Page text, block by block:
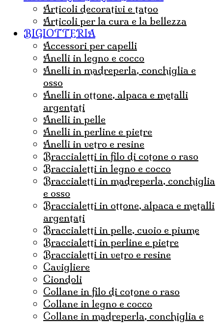
articoli decorativi e tatoo
articoli per la cura e la bellezza
BIGIOTTERIA
accessori per capelli
anelli in legno e cocco
anelli in madreperla, conchiglia e
osso
anelli in ottone, alpaca e metalli
argentati
anelli in pelle
anelli in perline e pietre
anelli in vetro e resine
braccialetti in filo di cotone o raso
braccialetti in legno e cocco
braccialetti in madreperla, conchiglia
e osso
braccialetti in ottone, alpaca e metalli
argentati
braccialetti in pelle, cuoio e piume
braccialetti in perline e pietre
braccialetti in vetro e resine
cavigliere
ciondoli
collane in filo di cotone o raso
collane in legno e cocco
collane in madreperla, conchiglia e